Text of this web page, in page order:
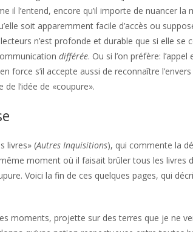
il l’entend, encore qu’il importe de nuancer
soit apparemment facile d’accès ou
n’est profonde et durable que si elle se
différée. Ou si l’on préfère: l’appel
force s’il accepte aussi de reconnaître
l’idée de «coupure».
livres» (Autres Inquisitions), qui commente la
moment où il faisait brûler tous les livres
Voici la fin de ces quelques pages, qui
moments, projette sur des terres que je ne